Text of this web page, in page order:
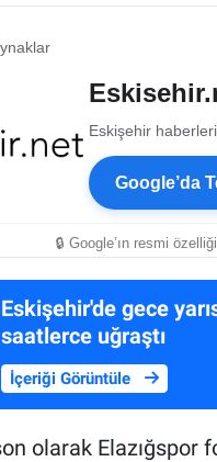
Eskişehir
Google’da
🔒 Google’ın resmi
Eskişehir'de gece
saatlerce uğraştı
İçeriği Görüntüle
olarak